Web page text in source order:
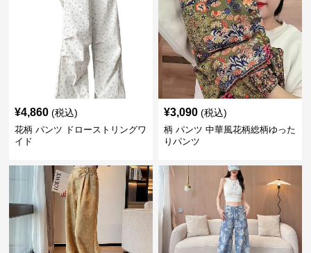
¥4,860 (税込)
花柄 パンツ ドローストリングワ
イド
¥3,090 (税込)
柄 パンツ 中華風花柄総柄ゆった
りパンツ